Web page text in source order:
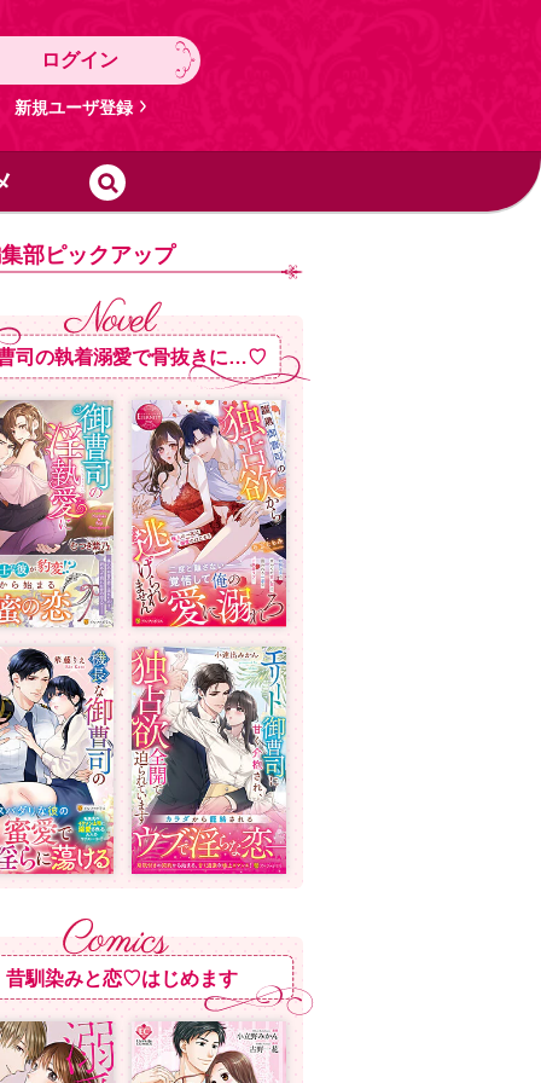
ログイン
新規ユーザ登録
部ピックアップ
司の執着溺愛で骨抜きに…♡
昔馴染みと恋♡はじめます